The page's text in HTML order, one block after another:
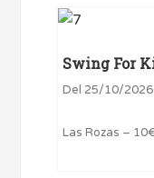
Swing For
Del 25/10/
Las Rozas – 10€